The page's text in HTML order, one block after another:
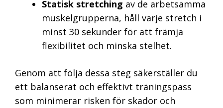
Statisk stretching av de arbetsamma
muskelgrupperna, håll varje stretch i
minst 30 sekunder för att främja
flexibilitet och minska stelhet.
Genom att följa dessa steg säkerställer du
ett balanserat och effektivt träningspass
som minimerar risken för skador och